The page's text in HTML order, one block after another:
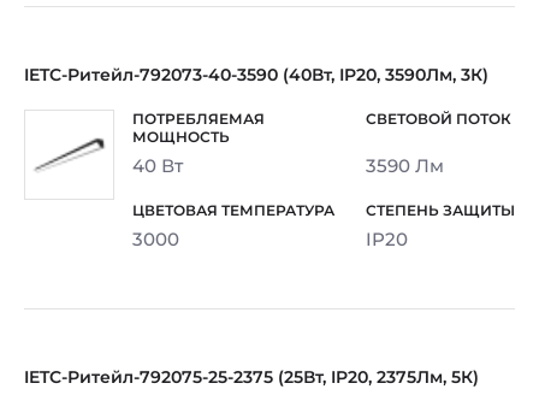
IETC-Ритейл-792073-40-3590 (40Вт, IP20, 3590Лм, 3К)
40 Вт 3590 Лм
3000 IP20
IETC-Ритейл-792075-25-2375 (25Вт, IP20, 2375Лм, 5К)